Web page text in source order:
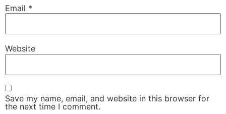
Email *
Website
Save my name, email, and website in this browser for
the next time I comment.